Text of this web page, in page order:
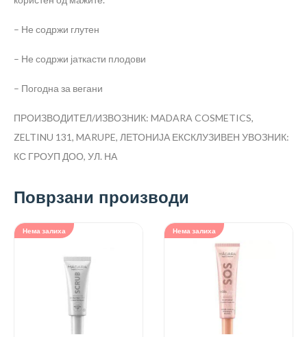
– Не содржи глутен
– Не содржи јаткасти плодови
– Погодна за вегани
ПРОИЗВОДИТЕЛ/ИЗВОЗНИК: MADARA COSMETICS,
ZELTINU 131, MARUPE, ЛЕТОНИЈА ЕКСКЛУЗИВЕН УВОЗНИК:
КС ГРОУП ДОО, УЛ. НА
Поврзани производи
Нема залиха Нема залиха